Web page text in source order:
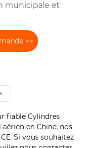
municipale et
>>
fiable Cylindres
en Chine, nos
Si vous souhaitez